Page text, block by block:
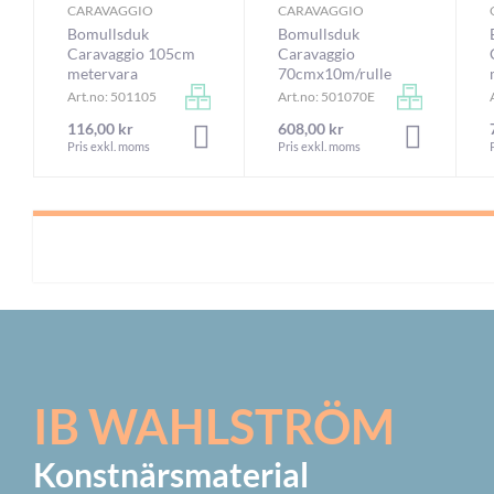
CARAVAGGIO
Bomullsduk
Caravaggio 105cm
metervara
Art.no: 501105
116,00 kr
Pris exkl. moms
LÄGG I VARUKORGEN
CARAVAGGIO
Bomullsduk
Caravaggio
70cmx10m/rulle
Art.no: 501070E
608,00 kr
Pris exkl. moms
LÄGG I
IB WAHLSTRÖM
Konstnärsmaterial